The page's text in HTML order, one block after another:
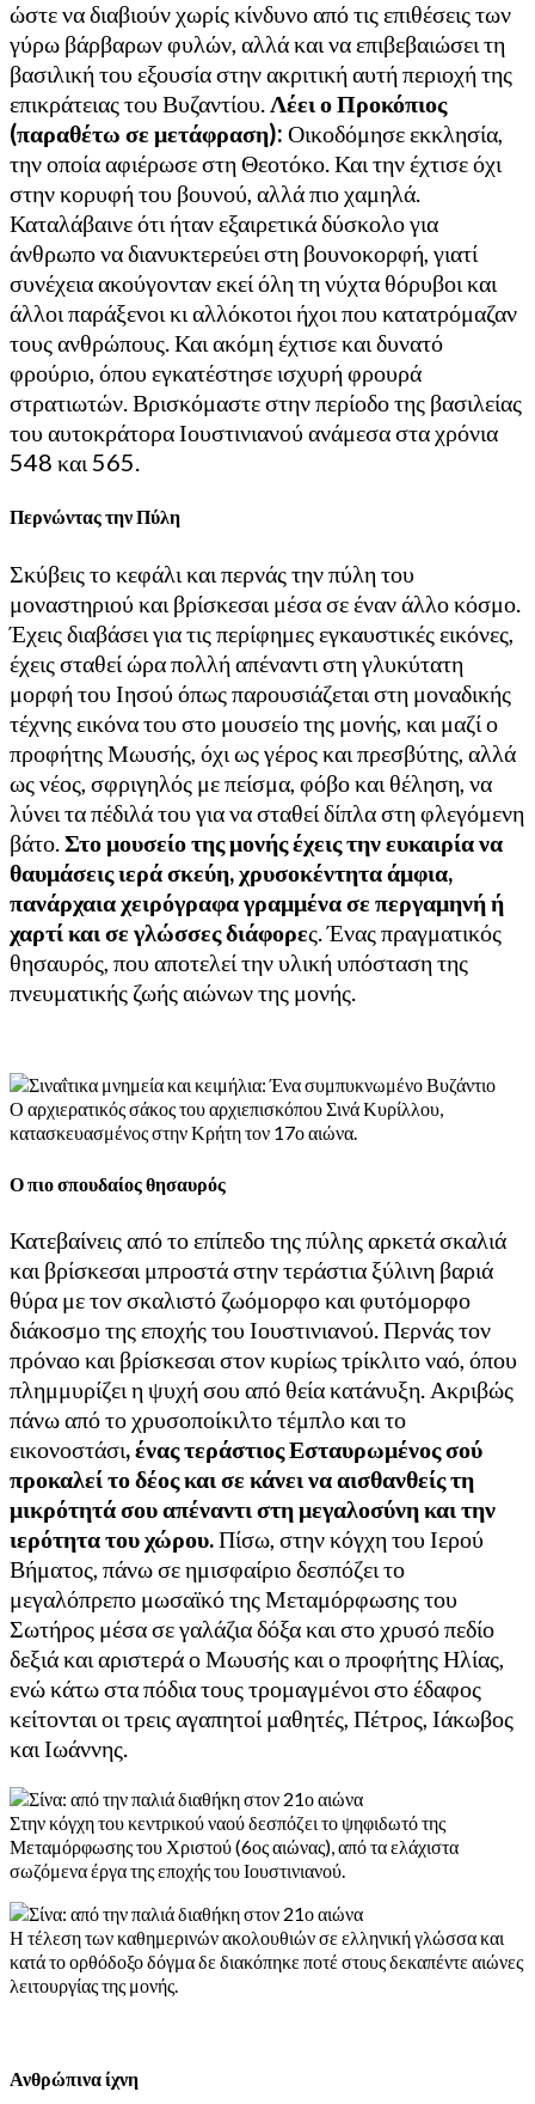
ώστε να διαβιούν χωρίς κίνδυνο από τις επιθέσεις των
γύρω βάρβαρων φυλών, αλλά και να επιβεβαιώσει τη
βασιλική του εξουσία στην ακριτική αυτή περιοχή της
επικράτειας του Βυζαντίου. Λέει ο Προκόπιος
(παραθέτω σε μετάφραση): Οικοδόμησε εκκλησία,
την οποία αφιέρωσε στη Θεοτόκο. Και την έχτισε όχι
στην κορυφή του βουνού, αλλά πιο χαμηλά.
Καταλάβαινε ότι ήταν εξαιρετικά δύσκολο για
άνθρωπο να διανυκτερεύει στη βουνοκορφή, γιατί
συνέχεια ακούγονταν εκεί όλη τη νύχτα θόρυβοι και
άλλοι παράξενοι κι αλλόκοτοι ήχοι που κατατρόμαζαν
τους ανθρώπους. Και ακόμη έχτισε και δυνατό
φρούριο, όπου εγκατέστησε ισχυρή φρουρά
στρατιωτών. Βρισκόμαστε στην περίοδο της βασιλείας
του αυτοκράτορα Ιουστινιανού ανάμεσα στα χρόνια
548 και 565.
Περνώντας την Πύλη
Σκύβεις το κεφάλι και περνάς την πύλη του
μοναστηριού και βρίσκεσαι μέσα σε έναν άλλο κόσμο.
Έχεις διαβάσει για τις περίφημες εγκαυστικές εικόνες,
έχεις σταθεί ώρα πολλή απέναντι στη γλυκύτατη
μορφή του Ιησού όπως παρουσιάζεται στη μοναδικής
τέχνης εικόνα του στο μουσείο της μονής, και μαζί ο
προφήτης Μωυσής, όχι ως γέρος και πρεσβύτης, αλλά
ως νέος, σφριγηλός με πείσμα, φόβο και θέληση, να
λύνει τα πέδιλά του για να σταθεί δίπλα στη φλεγόμενη
βάτο. Στο μουσείο της μονής έχεις την ευκαιρία να
θαυμάσεις ιερά σκεύη, χρυσοκέντητα άμφια,
πανάρχαια χειρόγραφα γραμμένα σε περγαμηνή ή
χαρτί και σε γλώσσες διάφορες. Ένας πραγματικός
θησαυρός, που αποτελεί την υλική υπόσταση της
πνευματικής ζωής αιώνων της μονής.
Ο αρχιερατικός σάκος του αρχιεπισκόπου Σινά Κυρίλλου,
κατασκευασμένος στην Κρήτη τον 17ο αιώνα.
Ο πιο σπουδαίος θησαυρός
Κατεβαίνεις από το επίπεδο της πύλης αρκετά σκαλιά
και βρίσκεσαι μπροστά στην τεράστια ξύλινη βαριά
θύρα με τον σκαλιστό ζωόμορφο και φυτόμορφο
διάκοσμο της εποχής του Ιουστινιανού. Περνάς τον
πρόναο και βρίσκεσαι στον κυρίως τρίκλιτο ναό, όπου
πλημμυρίζει η ψυχή σου από θεία κατάνυξη. Ακριβώς
πάνω από το χρυσοποίκιλτο τέμπλο και το
εικονοστάσι, ένας τεράστιος Εσταυρωμένος σού
προκαλεί το δέος και σε κάνει να αισθανθείς τη
μικρότητά σου απέναντι στη μεγαλοσύνη και την
ιερότητα του χώρου.Πίσω, στην κόγχη του Ιερού
Βήματος, πάνω σε ημισφαίριο δεσπόζει το
μεγαλόπρεπο μωσαϊκό της Μεταμόρφωσης του
Σωτήρος μέσα σε γαλάζια δόξα και στο χρυσό πεδίο
δεξιά και αριστερά ο Μωυσής και ο προφήτης Ηλίας,
ενώ κάτω στα πόδια τους τρομαγμένοι στο έδαφος
κείτονται οι τρεις αγαπητοί μαθητές, Πέτρος, Ιάκωβος
και Ιωάννης.
Στην κόγχη του κεντρικού ναού δεσπόζει το ψηφιδωτό της
Μεταμόρφωσης του Χριστού (6ος αιώνας), από τα ελάχιστα
σωζόμενα έργα της εποχής του Ιουστινιανού.
Η τέλεση των καθημερινών ακολουθιών σε ελληνική γλώσσα και
κατά το ορθόδοξο δόγμα δε διακόπηκε ποτέ στους δεκαπέντε αιώνες
λειτουργίας της μονής.
Ανθρώπινα ίχνη